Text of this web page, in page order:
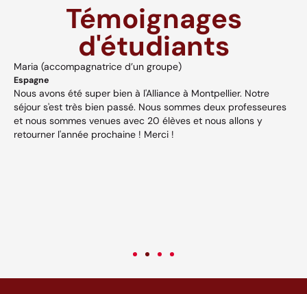
Témoignages
d'étudiants
Maria (accompagnatrice d’un groupe)
Espagne
Nous avons été super bien à l'Alliance à Montpellier. Notre
séjour s'est très bien passé. Nous sommes deux professeures
et nous sommes venues avec 20 élèves et nous allons y
retourner l'année prochaine ! Merci !